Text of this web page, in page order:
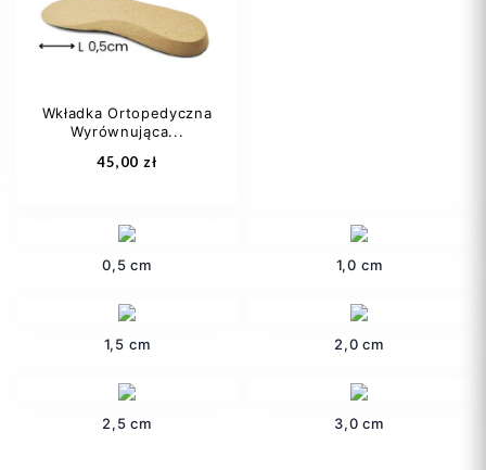
0,5 cm 1,0 cm
1,5 cm 2,0 cm
2,5 cm 3,0 cm
Dodaj do koszyka
Wkładka Ortopedyczna
Wyrównująca...
45,00 zł
36
39